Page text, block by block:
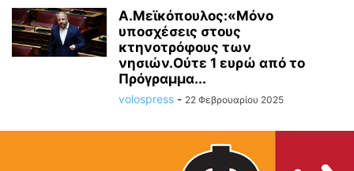
Α.Μεϊκόπουλος:«Μόνο
υποσχέσεις στους
κτηνοτρόφους των
νησιών.Ούτε 1 ευρώ από το
Πρόγραμμα...
volospress - 22 Φεβρουαρίου 2025